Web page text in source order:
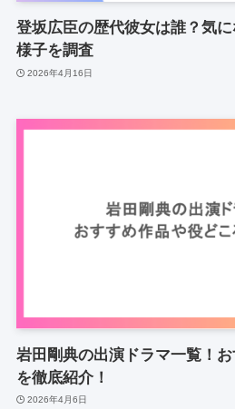
登坂広臣の歴代彼女は誰？気
様子を調査
2026年4月16日
岩田剛典の出演ドラマ一覧！
を徹底紹介！
2026年4月6日